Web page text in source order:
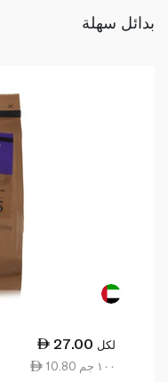
بدائل سهلة
27.00 لكل
10.80 ١٠٠ جم